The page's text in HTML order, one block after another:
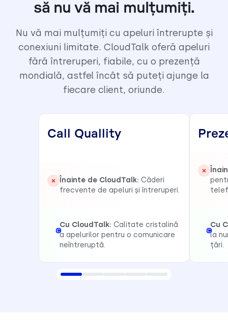
să nu vă mai mulțumiți.
Nu vă mai mulțumiți cu apeluri întrerupte și
conexiuni limitate. CloudTalk oferă apeluri
fără întreruperi, fiabile, cu o prezență
mondială, astfel încât să puteți ajunge la
fiecare client, oriunde.
Call Quallity
Înainte de CloudTalk: Căderi
frecvente de apeluri și întreruperi.
Cu CloudTalk: Calitate cristalină
a apelurilor pentru o comunicare
neîntreruptă.
Cu
la
țări.